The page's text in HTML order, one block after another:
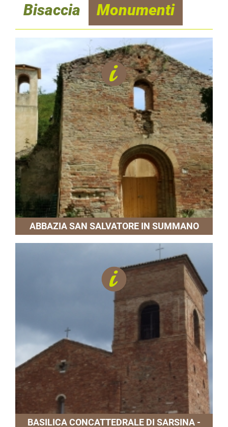
Bisaccia
Monumenti
ABBAZIA SAN SALVATORE IN SUMMANO
BASILICA CONCATTEDRALE DI SARSINA -